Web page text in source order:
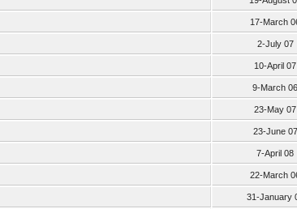
17-March
2-July 07
10-April 07
9-March 06
23-May 07
23-June 07
7-April 08
22-March
31-January